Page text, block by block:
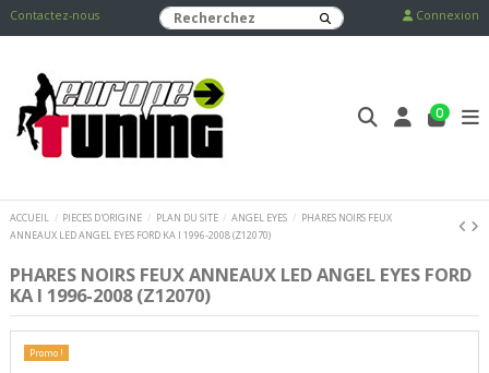
Contactez-nous Connexion
0
ACCUEIL PIECES D'ORIGINE PLAN DU SITE ANGEL EYES
PHARES NOIRS FEUX
ANNEAUX LED ANGEL EYES FORD KA I 1996-2008 (Z12070)
PHARES NOIRS FEUX ANNEAUX LED ANGEL EYES FORD
KA I 1996-2008 (Z12070)
Promo !